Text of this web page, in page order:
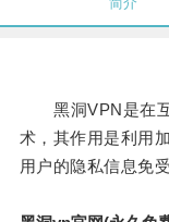
黑洞VPN是在互
术，其作用是利用
用户的隐私信息免